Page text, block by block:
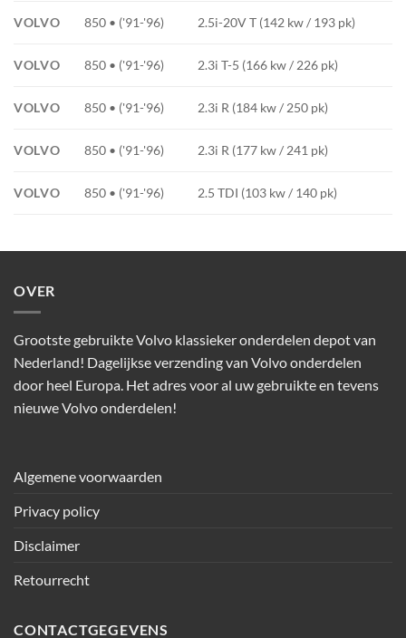
VOLVO 850 • ('91-'96) 2.5i-20V T (142 kw / 193 pk)
VOLVO 850 • ('91-'96) 2.3i T-5 (166 kw / 226 pk)
VOLVO 850 • ('91-'96) 2.3i R (184 kw / 250 pk)
VOLVO 850 • ('91-'96) 2.3i R (177 kw / 241 pk)
VOLVO 850 • ('91-'96) 2.5 TDI (103 kw / 140 pk)
OVER
Grootste gebruikte Volvo klassieker onderdelen depot van
Nederland! Dagelijkse verzending van Volvo onderdelen
door heel Europa. Het adres voor al uw gebruikte en tevens
nieuwe Volvo onderdelen!
Algemene voorwaarden
Privacy policy
Disclaimer
Retourrecht
CONTACTGEGEVENS